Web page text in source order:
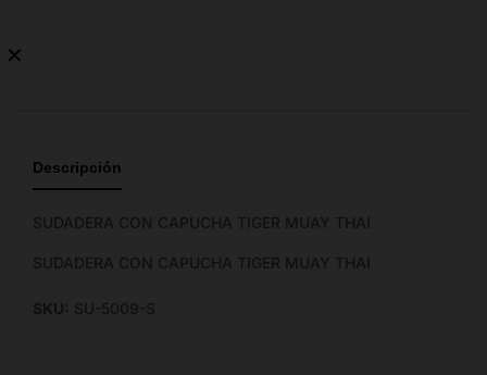
✕
tallas
disponible.
Descripción
SUDADERA CON CAPUCHA TIGER MUAY THAI
SUDADERA CON CAPUCHA TIGER MUAY THAI
SKU: SU-5009-S